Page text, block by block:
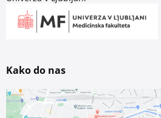
Kako do nas